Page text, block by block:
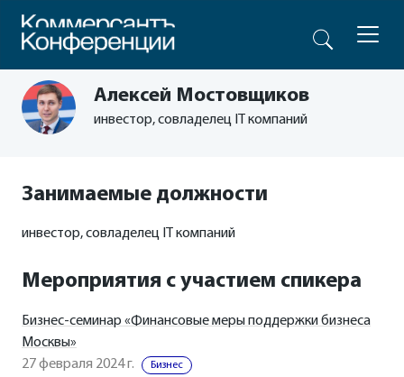
Алексей Мостовщиков
инвестор, совладелец IT компаний
Занимаемые должности
инвестор, совладелец IT компаний
Мероприятия с участием спикера
Бизнес-семинар «Финансовые меры поддержки бизнеса
Москвы»
27 февраля 2024 г.
Бизнес